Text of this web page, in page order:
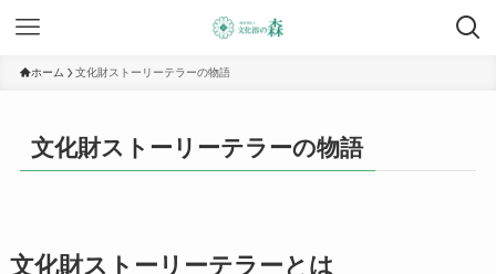
ホーム 文化財ストーリーテラーの物語
文化財ストーリーテラーの物語
文化財ストーリーテラーとは